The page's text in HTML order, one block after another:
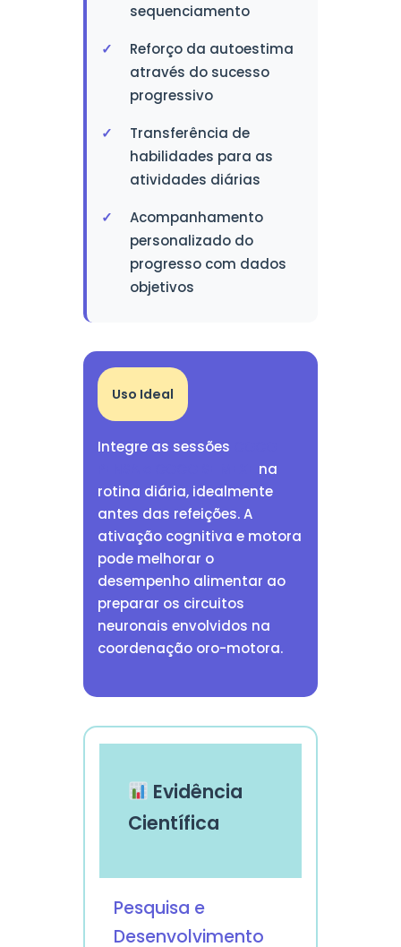
sequenciamento
Reforço da autoestima
através do sucesso
progressivo
Transferência de
habilidades para as
atividades diárias
Acompanhamento
personalizado do
progresso com dados
objetivos
Uso Ideal
Integre as sessões
na
rotina diária, idealmente
antes das refeições. A
ativação cognitiva e motora
pode melhorar o
desempenho alimentar ao
preparar os circuitos
neuronais envolvidos na
coordenação oro-motora.
Evidência
Científica
Pesquisa e
Desenvolvimento